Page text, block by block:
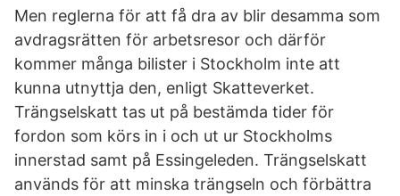
Men reglerna för att få dra av blir desamma som
avdragsrätten för arbetsresor och därför
kommer många bilister i Stockholm inte att
kunna utnyttja den, enligt Skatteverket.
Trängselskatt tas ut på bestämda tider för
fordon som körs in i och ut ur Stockholms
innerstad samt på Essingeleden. Trängselskatt
används för att minska trängseln och förbättra